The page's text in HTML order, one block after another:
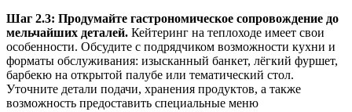
Шаг 2.3: Продумайте гастрономическое сопровождение до
мельчайших деталей. Кейтеринг на теплоходе имеет свои
особенности. Обсудите с подрядчиком возможности кухни и
форматы обслуживания: изысканный банкет, лёгкий фуршет,
барбекю на открытой палубе или тематический стол.
Уточните детали подачи, хранения продуктов, а также
возможность предоставить специальные меню